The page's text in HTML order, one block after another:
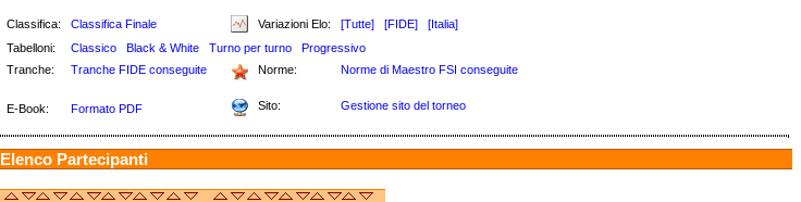
Classifica: Classifica Finale Variazioni Elo: [Tutte] [FIDE]
[Italia]
Tabelloni: Classico Black & White Turno per turno
Progressivo
Tranche: Tranche FIDE conseguite Norme: Norme di Maestro FSI conseguite
E-Book: Formato PDF Sito: Gestione sito del torneo
Elenco Partecipanti